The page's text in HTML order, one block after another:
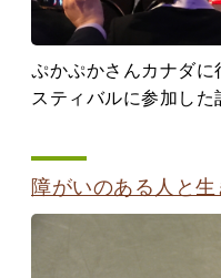
ぷかぷかさんカナダに
スティバルに参加した
障がいのある人と